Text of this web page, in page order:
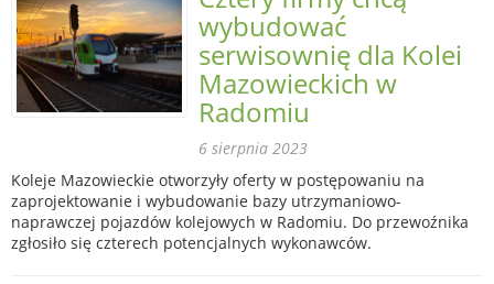
wybudować
serwisownię dla Kolei
Mazowieckich w
Radomiu
6 sierpnia 2023
Koleje Mazowieckie otworzyły oferty w postępowaniu na
zaprojektowanie i wybudowanie bazy utrzymaniowo-
naprawczej pojazdów kolejowych w Radomiu. Do przewoźnika
zgłosiło się czterech potencjalnych wykonawców.